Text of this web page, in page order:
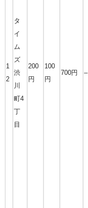
1
2
タ
イ
ム
ズ
渋
川
町4
丁
目
200
円
100
円
700円 –